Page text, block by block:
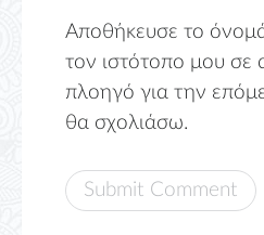
Αποθήκευσε το
τον ιστότοπο μου σε
πλοηγό για την
θα σχολιάσω.